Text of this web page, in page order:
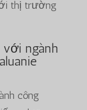
thị trường
ngành
công